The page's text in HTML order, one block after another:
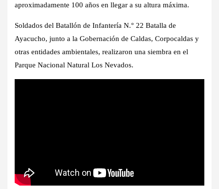
aproximadamente 100 años en llegar a su altura máxima.
Soldados del Batallón de Infantería N.° 22 Batalla de
Ayacucho, junto a la Gobernación de Caldas, Corpocaldas y
otras entidades ambientales, realizaron una siembra en el
Parque Nacional Natural Los Nevados.